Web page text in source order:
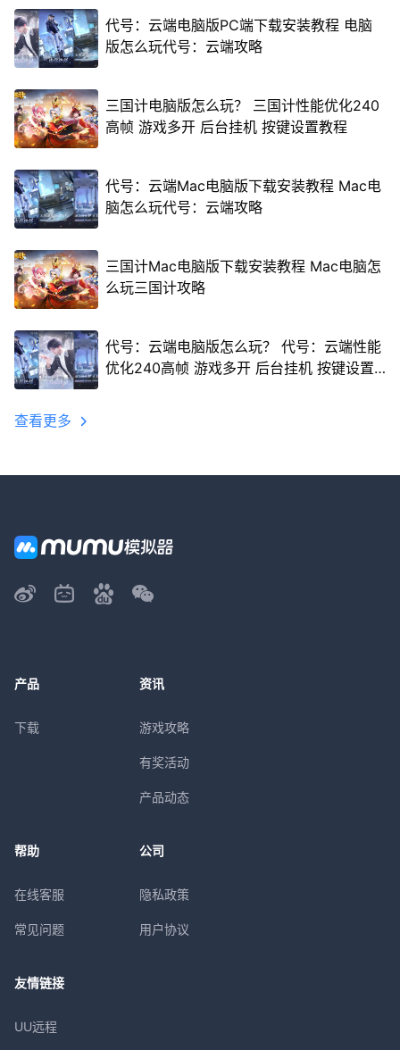
代号：云端电脑版PC端下载安装教程 电脑
版怎么玩代号：云端攻略
三国计电脑版怎么玩？ 三国计性能优化240
高帧 游戏多开 后台挂机 按键设置教程
代号：云端Mac电脑版下载安装教程 Mac电
脑怎么玩代号：云端攻略
三国计Mac电脑版下载安装教程 Mac电脑怎
么玩三国计攻略
代号：云端电脑版怎么玩？ 代号：云端性能
优化240高帧 游戏多开 后台挂机 按键设置
查看更多
产品
下载
资讯
游戏攻略
有奖活动
产品动态
帮助
在线客服
常见问题
公司
隐私政策
用户协议
友情链接
UU远程